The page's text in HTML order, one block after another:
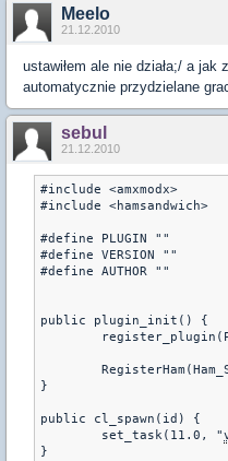
Meelo
21.12.2010
ustawiłem ale nie działa;/ a jak
automatycznie przydzielane
sebul
21.12.2010
#include <amxmodx>
#include <hamsandwich>
#define PLUGIN ""
#define VERSION ""
#define AUTHOR ""
public plugin_init() {
}
public cl_spawn(id) {
	set_task(11.0, "
}